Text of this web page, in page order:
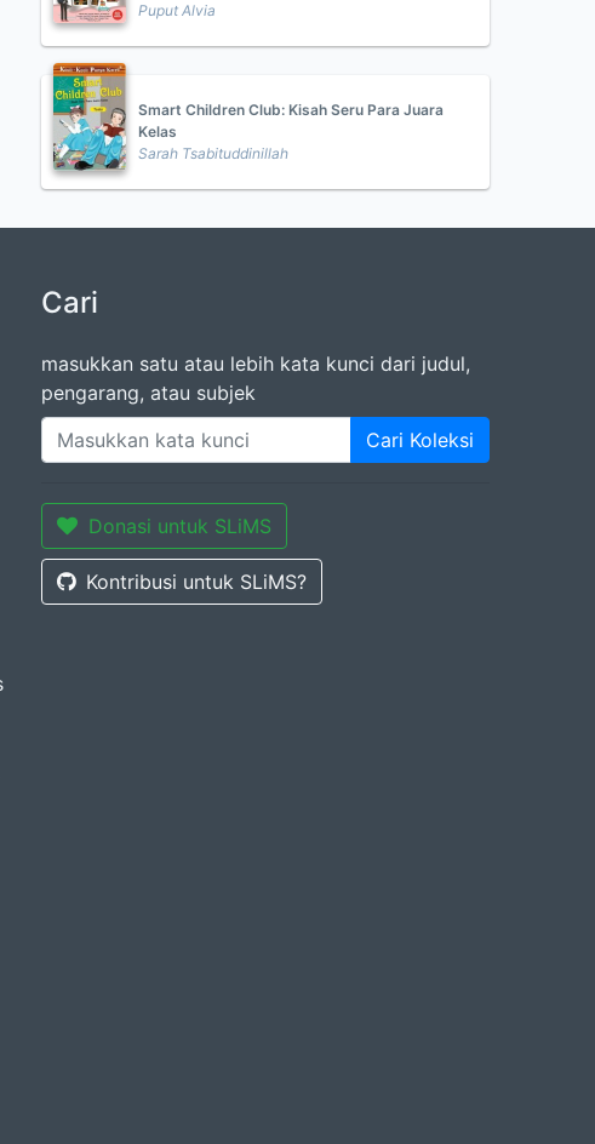
Puput Alvia
Smart Children Club: Kisah Seru Para Juara
Kelas
Sarah Tsabituddinillah
Cari
masukkan satu atau lebih kata kunci dari judul,
pengarang, atau subjek
Cari Koleksi
Donasi untuk SLiMS
Kontribusi untuk SLiMS?